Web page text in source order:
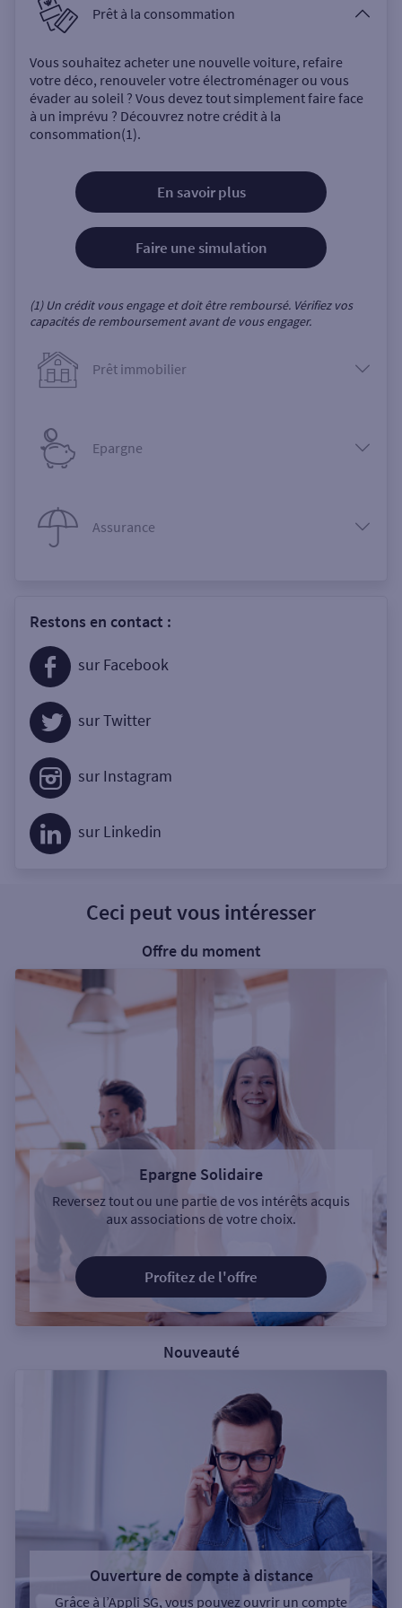
Prêt à la consommation
Vous souhaitez acheter une nouvelle voiture, refaire
votre déco, renouveler votre électroménager ou vous
évader au soleil ? Vous devez tout simplement faire face
à un imprévu ? Découvrez notre crédit à la
consommation(1).
En savoir plus
Faire une simulation
(1) Un crédit vous engage et doit être remboursé. Vérifiez vos
capacités de remboursement avant de vous engager.
Prêt immobilier
Epargne
Assurance
Restons en contact :
sur Facebook
sur Twitter
sur Instagram
sur Linkedin
Ceci peut vous intéresser
Offre du moment
Epargne Solidaire
Reversez tout ou une partie de vos intérêts acquis
aux associations de votre choix.
Profitez de l'offre
Nouveauté
Ouverture de compte à distance
Grâce à l’Appli SG, vous pouvez ouvrir un compte